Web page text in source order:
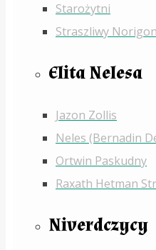
Starożytni
Straszliwy Norigon
Elita Nelesa
Jazon Zollis
Neles (Bernadin
Ortwin Paskudny
Raxath Hetman
Niverdczycy